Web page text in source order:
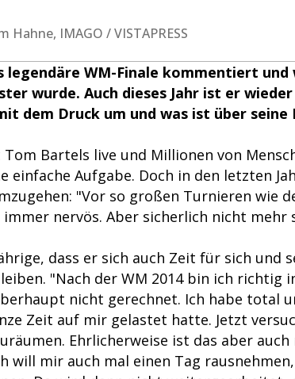
IMAGO / VISTAPRESS
legendäre WM-Finale kommentiert und
wurde. Auch dieses Jahr ist er
dem Druck um und was ist über seine
Bartels live und Millionen von
einfache Aufgabe. Doch in den letzten
"Vor so großen Turnieren wie
nervös. Aber sicherlich nicht mehr
dass er sich auch Zeit für sich und
"Nach der WM 2014 bin ich richtig
nicht gerechnet. Ich habe total
Zeit auf mir gelastet hatte. Jetzt
Ehrlicherweise ist das aber
will mir auch mal einen Tag